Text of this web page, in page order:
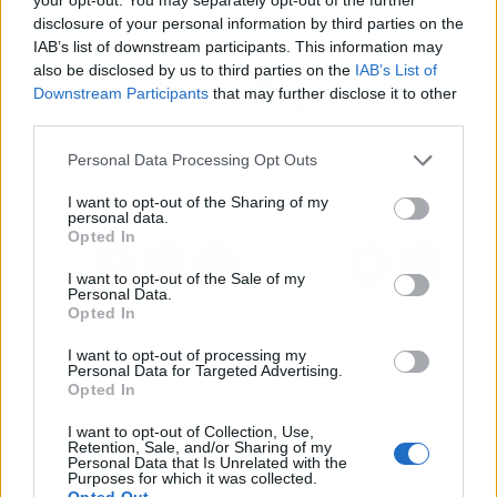
disclosure of your personal information by third parties on the
IAB’s list of downstream participants. This information may
also be disclosed by us to third parties on the IAB’s List of
Downstream Participants that may further disclose it to other
Personal Data Processing Opt Outs
I want to opt-out of the Sharing of my
personal data.
Opted In
I want to opt-out of the Sale of my
Personal Data.
Opted In
I want to opt-out of processing my
Personal Data for Targeted Advertising.
Opted In
I want to opt-out of Collection, Use,
Retention, Sale, and/or Sharing of my
Personal Data that Is Unrelated with the
Purposes for which it was collected.
Artículo anterior
Chavsa acaba con éxito
Deportiva del Real Betis
Artículo siguiente
¿Por qué son
las comunicaciones